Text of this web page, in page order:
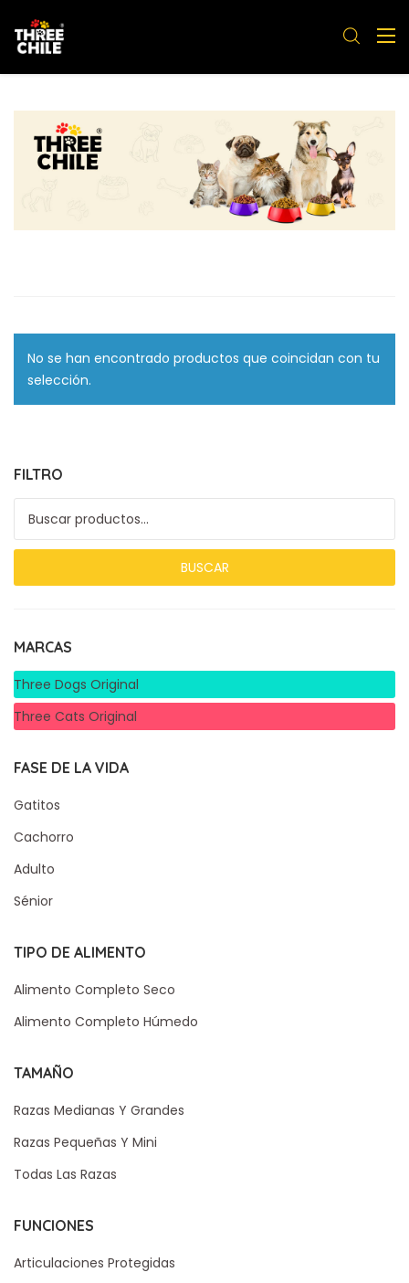
No se han encontrado productos que coincidan con tu
selección.
FILTRO
BUSCAR
MARCAS
Three Dogs Original
Three Cats Original
FASE DE LA VIDA
Gatitos
Cachorro
Adulto
Sénior
TIPO DE ALIMENTO
Alimento Completo Seco
Alimento Completo Húmedo
TAMAÑO
Razas Medianas Y Grandes
Razas Pequeñas Y Mini
Todas Las Razas
FUNCIONES
Articulaciones Protegidas